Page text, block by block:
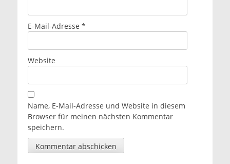
E-Mail-Adresse *
Website
Name, E-Mail-Adresse und Website in diesem
Browser für meinen nächsten Kommentar
speichern.